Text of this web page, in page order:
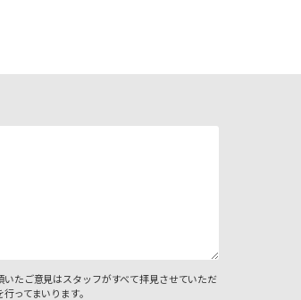
たご意見はスタッフがすべて拝見させていただ
ってまいります。